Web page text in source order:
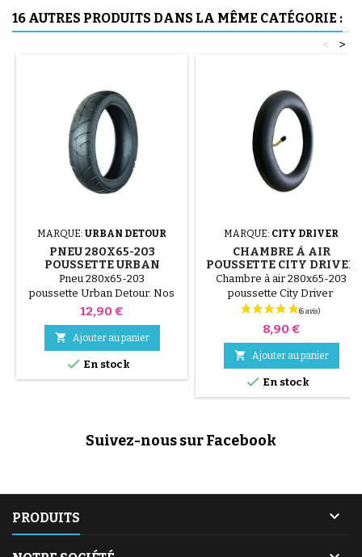
16 AUTRES PRODUITS DANS LA MÊME CATÉGORIE :
>
<
MARQUE: URBAN DETOUR
PNEU 280X65-203
POUSSETTE URBAN
DETOUR
Pneu 280x65-203
poussette Urban Detour. Nos
pneus sont légèrement
déformés.
Prix
12,90 €
 Ajouter au panier
 En stock
MARQUE: CITY DRIVER
CHAMBRE À AIR
POUSSETTE CITY DRIVER
Chambre à air 280x65-203
poussette City Driver
Prix
8,90 €
 Ajouter au panier
 En stock
Suivez-nous sur Facebook
PRODUITS 